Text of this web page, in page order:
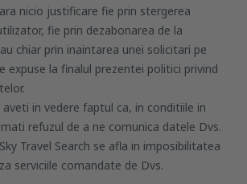
nicio justificare fie prin stergerea
fie prin dezabonarea de la
chiar prin inaintarea unei solicitari pe
expuse la finalul prezentei politici privind
aveti in vedere faptul ca, in conditiile in
refuzul de a ne comunica datele Dvs.
Travel Search se afla in imposibilitatea
serviciile comandate de Dvs.